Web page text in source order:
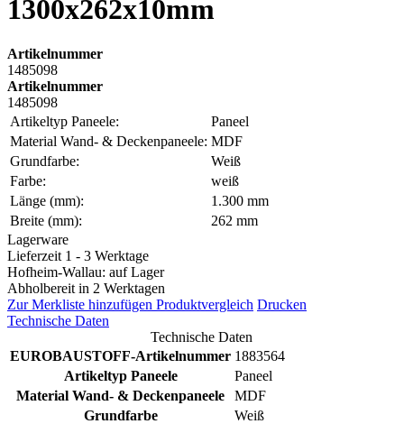
1300x262x10mm
Artikelnummer
1485098
Artikelnummer
1485098
Artikeltyp Paneele:
Paneel
Material Wand- & Deckenpaneele: MDF
Grundfarbe:
Weiß
Farbe:
weiß
Länge (mm):
1.300 mm
Breite (mm):
262 mm
Lagerware
Lieferzeit 1 - 3 Werktage
Hofheim-Wallau: auf Lager
Abholbereit in 2 Werktagen
Zur Merkliste hinzufügen Produktvergleich Drucken
Technische Daten
Technische Daten
EUROBAUSTOFF-Artikelnummer 1883564
Artikeltyp Paneele
Paneel
Material Wand- & Deckenpaneele
MDF
Grundfarbe
Weiß